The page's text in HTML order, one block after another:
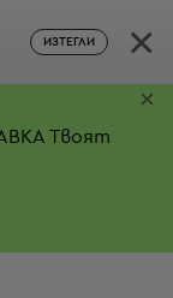
ИЗТЕГЛИ ×
Твоят
×